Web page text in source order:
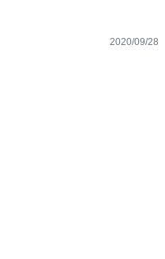
2020/09/28